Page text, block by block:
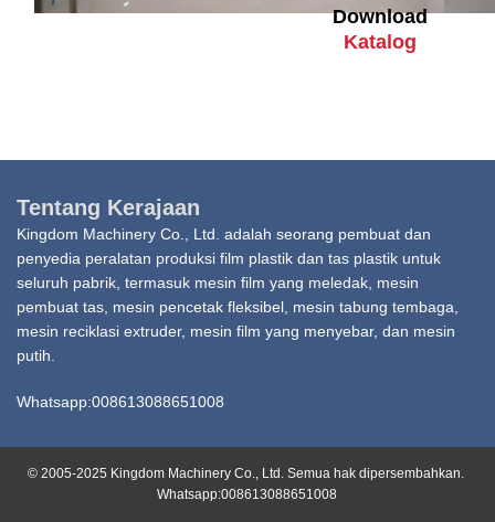
Download
Katalog
Tentang Kerajaan
Kingdom Machinery Co., Ltd. adalah seorang pembuat dan
penyedia peralatan produksi film plastik dan tas plastik untuk
seluruh pabrik, termasuk mesin film yang meledak, mesin
pembuat tas, mesin pencetak fleksibel, mesin tabung tembaga,
mesin reciklasi extruder, mesin film yang menyebar, dan mesin
putih.
Whatsapp:008613088651008
© 2005-2025 Kingdom Machinery Co., Ltd. Semua hak dipersembahkan.
Whatsapp:008613088651008